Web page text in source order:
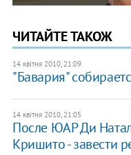
ЧИТАЙТЕ ТАКОЖ
14 квітня 2010, 21:09
"Бавария"
14 квітня 2010, 21:05
После ЮАР Ди
Кришито - завести